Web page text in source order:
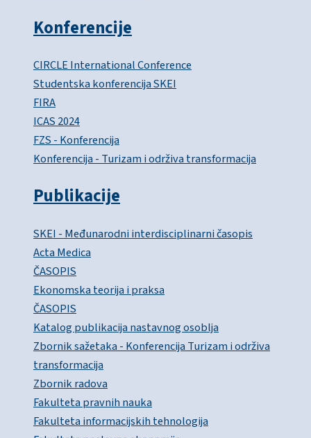
Konferencije
CIRCLE International Conference
Studentska konferencija SKEI
FIRA
ICAS 2024
FZS - Konferencija
Konferencija - Turizam i održiva transformacija
Publikacije
SKEI - Međunarodni interdisciplinarni časopis
Acta Medica
ČASOPIS
Ekonomska teorija i praksa
ČASOPIS
Katalog publikacija nastavnog osoblja
Zbornik sažetaka - Konferencija Turizam i održiva
transformacija
Zbornik radova
Fakulteta pravnih nauka
Fakulteta informacijskih tehnologija